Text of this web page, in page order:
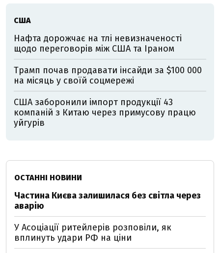
США
Нафта дорожчає на тлі невизначеності
щодо переговорів між США та Іраном
Трамп почав продавати інсайди за $100 000
на місяць у своїй соцмережі
США заборонили імпорт продукції 43
компаній з Китаю через примусову працю
уйгурів
ОСТАННІ НОВИНИ
Частина Києва залишилася без світла через
аварію
У Асоціації ритейлерів розповіли, як
вплинуть удари РФ на ціни